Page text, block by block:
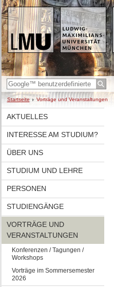
Startseite Vorträge und Veranstaltungen
AKTUELLES
INTERESSE AM STUDIUM?
ÜBER UNS
STUDIUM UND LEHRE
PERSONEN
STUDIENGÄNGE
VORTRÄGE UND
VERANSTALTUNGEN
Konferenzen / Tagungen /
Workshops
Vorträge im Sommersemester
2026